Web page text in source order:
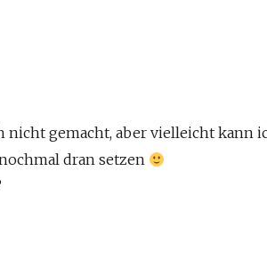
nicht gemacht, aber vielleicht kann
dran setzen